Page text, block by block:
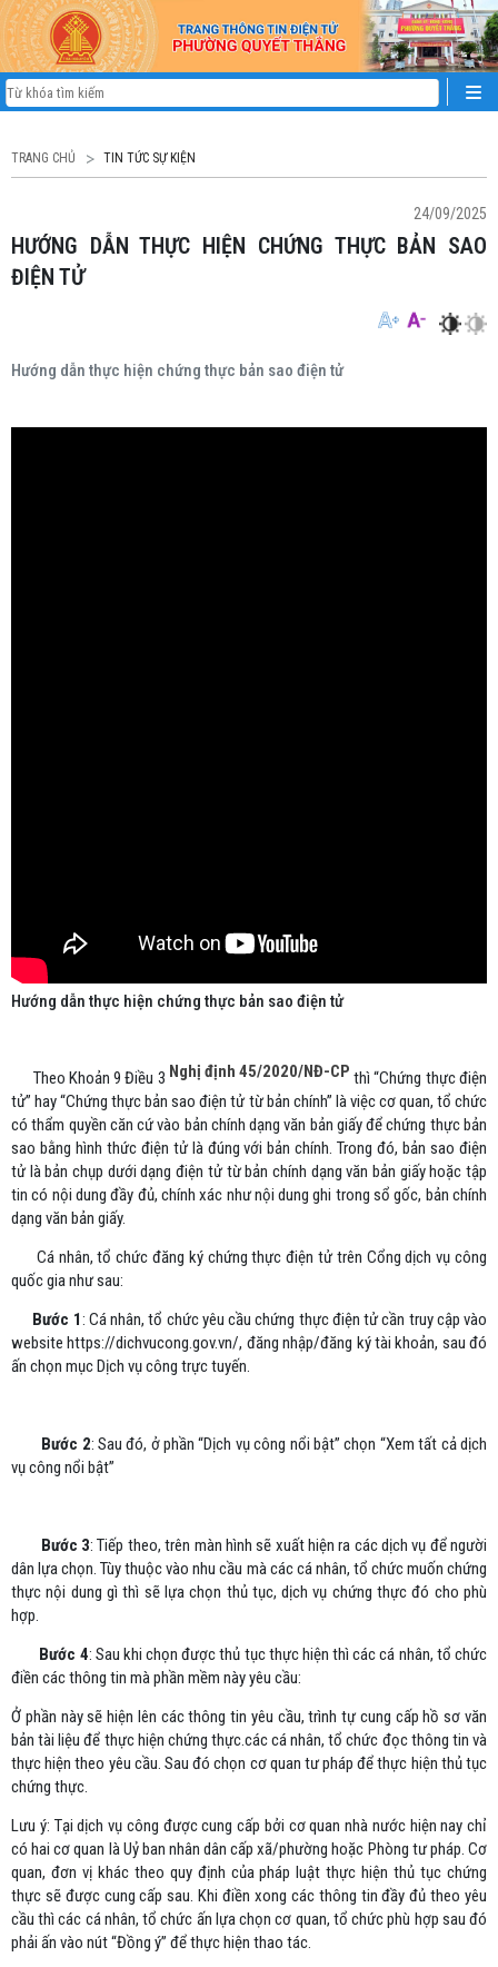
TRANG CHỦ TIN TỨC SỰ KIỆN
24/09/2025
HƯỚNG DẪN THỰC HIỆN CHỨNG THỰC BẢN SAO
ĐIỆN TỬ
Hướng dẫn thực hiện chứng thực bản sao điện tử
Hướng dẫn thực hiện chứng thực bản sao điện tử
Theo Khoản 9 Điều 3 Nghị định 45/2020/NĐ-CP thì “Chứng thực điện
tử” hay “Chứng thực bản sao điện tử từ bản chính” là việc cơ quan, tổ chức
có thẩm quyền căn cứ vào bản chính dạng văn bản giấy để chứng thực bản
sao bằng hình thức điện tử là đúng với bản chính. Trong đó, bản sao điện
tử là bản chụp dưới dạng điện tử từ bản chính dạng văn bản giấy hoặc tập
tin có nội dung đầy đủ, chính xác như nội dung ghi trong sổ gốc, bản chính
dạng văn bản giấy.
Cá nhân, tổ chức đăng ký chứng thực điện tử trên Cổng dịch vụ công
quốc gia như sau:
Bước 1: Cá nhân, tổ chức yêu cầu chứng thực điện tử cần truy cập vào
website https://dichvucong.gov.vn/, đăng nhập/đăng ký tài khoản, sau đó
ấn chọn mục Dịch vụ công trực tuyến.
Bước 2: Sau đó, ở phần “Dịch vụ công nổi bật” chọn “Xem tất cả dịch
vụ công nổi bật”
Bước 3: Tiếp theo, trên màn hình sẽ xuất hiện ra các dịch vụ để người
dân lựa chọn. Tùy thuộc vào nhu cầu mà các cá nhân, tổ chức muốn chứng
thực nội dung gì thì sẽ lựa chọn thủ tục, dịch vụ chứng thực đó cho phù
hợp.
Bước 4: Sau khi chọn được thủ tục thực hiện thì các cá nhân, tổ chức
điền các thông tin mà phần mềm này yêu cầu:
Ở phần này sẽ hiện lên các thông tin yêu cầu, trình tự cung cấp hồ sơ văn
bản tài liệu để thực hiện chứng thực.các cá nhân, tổ chức đọc thông tin và
thực hiện theo yêu cầu. Sau đó chọn cơ quan tư pháp để thực hiện thủ tục
chứng thực.
Lưu ý: Tại dịch vụ công được cung cấp bởi cơ quan nhà nước hiện nay chỉ
có hai cơ quan là Uỷ ban nhân dân cấp xã/phường hoặc Phòng tư pháp. Cơ
quan, đơn vị khác theo quy định của pháp luật thực hiện thủ tục chứng
thực sẽ được cung cấp sau. Khi điền xong các thông tin đầy đủ theo yêu
cầu thì các cá nhân, tổ chức ấn lựa chọn cơ quan, tổ chức phù hợp sau đó
phải ấn vào nút “Đồng ý” để thực hiện thao tác.